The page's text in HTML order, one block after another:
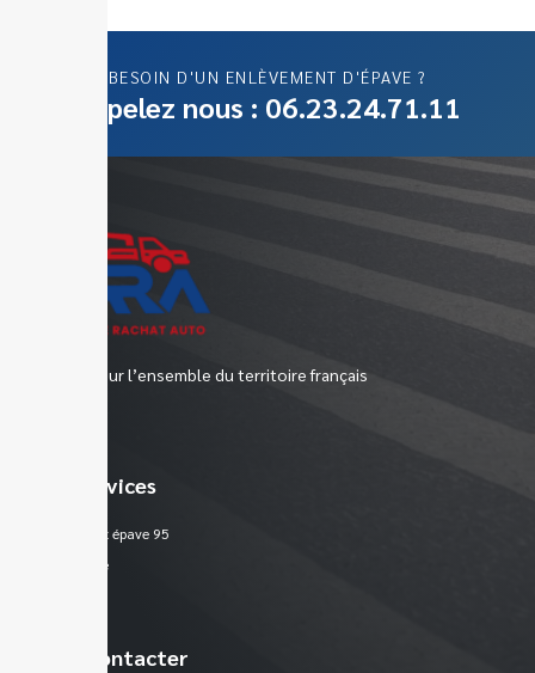
BESOIN D'UN ENLÈVEMENT D'ÉPAVE ?
Appelez nous : 06.23.24.71.11
Epaviste sur l’ensemble du territoire français
Nos services
Enlèvement épave 95
Plan du site
Nous contacter